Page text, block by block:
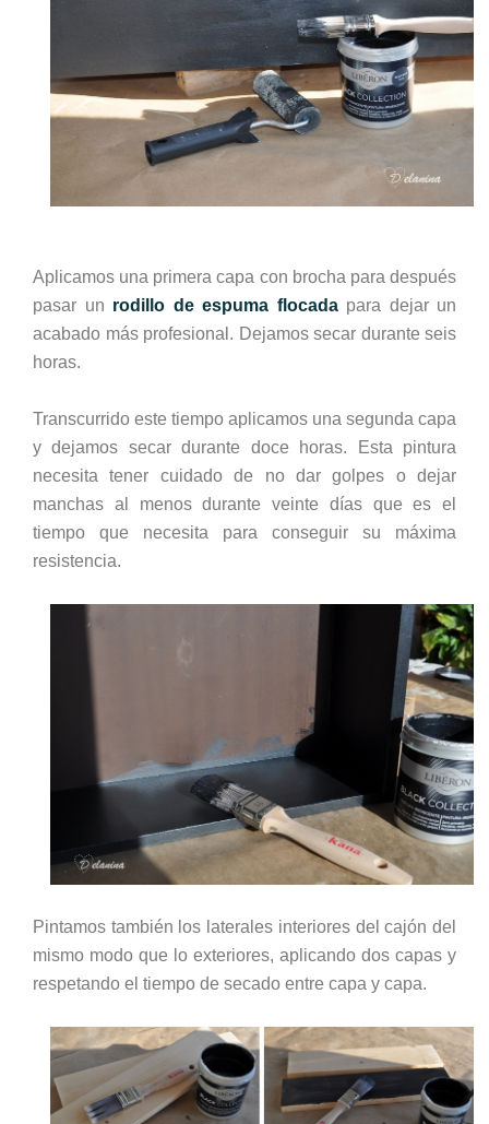
Aplicamos una primera capa con brocha para después
pasar un rodillo de espuma flocadapara dejar un
acabado más profesional. Dejamos secar durante seis
horas.
Transcurrido este tiempo aplicamos una segunda capa
y dejamos secar durante doce horas. Esta pintura
necesita tener cuidado de no dar golpes o dejar
manchas al menos durante veinte días que es el
tiempo que necesita para conseguir su máxima
resistencia.
Pintamos también los laterales interiores del cajón del
mismo modo que lo exteriores, aplicando dos capas y
respetando el tiempo de secado entre capa y capa.